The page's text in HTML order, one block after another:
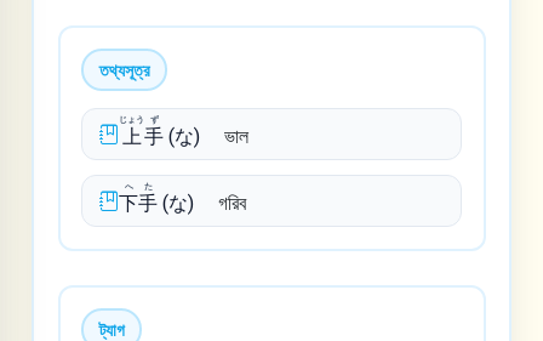
তথ্যসূত্র
上
じょう
手
ず
(な) ভাল
下
へ
手
た
(な) গরিব
ট্যাগ